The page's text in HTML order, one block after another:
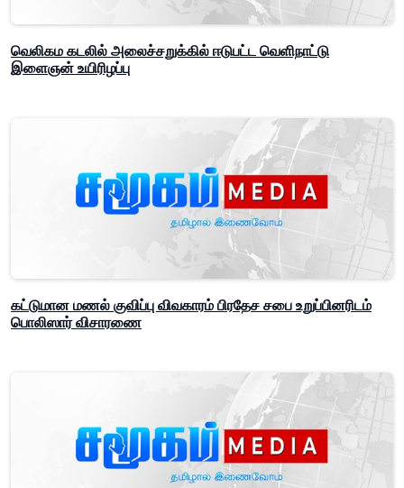
வெலிகம கடலில் அலைச்சறுக்கில் ஈடுபட்ட வெளிநாட்டு
இளைஞன் உயிரிழப்பு
கட்டுமான மணல் குவிப்பு விவகாரம் பிரதேச சபை உறுப்பினரிடம்
பொலிஸார் விசாரணை